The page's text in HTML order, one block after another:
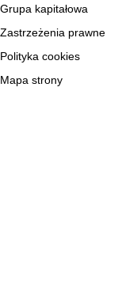
Grupa kapitałowa
Zastrzeżenia prawne
Polityka cookies
Mapa strony